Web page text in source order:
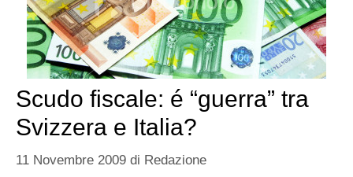
Scudo fiscale: é “guerra” tra
Svizzera e Italia?
11 Novembre 2009 di Redazione